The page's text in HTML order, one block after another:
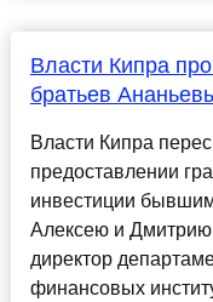
Власти Кипра
братьев
Власти Кипра
предоставлении
инвестиции
Алексею и
директор
финансовых